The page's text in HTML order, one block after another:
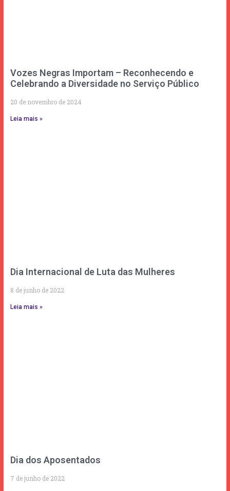
Vozes Negras Importam – Reconhecendo e
Celebrando a Diversidade no Serviço Público
20 de novembro de 2024
Leia mais »
Dia Internacional de Luta das Mulheres
8 de junho de 2022
Leia mais »
Dia dos Aposentados
7 de junho de 2022